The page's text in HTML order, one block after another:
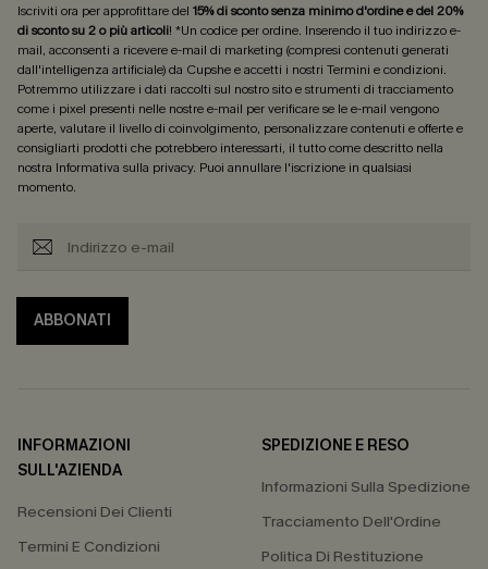
Iscriviti ora per approfittare del 15% di sconto senza minimo d'ordine e del 20%
di sconto su 2 o più articoli! *Un codice per ordine. Inserendo il tuo indirizzo e-
mail, acconsenti a ricevere e-mail di marketing (compresi contenuti generati
dall'intelligenza artificiale) da Cupshe e accetti i nostri Termini e condizioni.
Potremmo utilizzare i dati raccolti sul nostro sito e strumenti di tracciamento
come i pixel presenti nelle nostre e-mail per verificare se le e-mail vengono
aperte, valutare il livello di coinvolgimento, personalizzare contenuti e offerte e
consigliarti prodotti che potrebbero interessarti, il tutto come descritto nella
nostra Informativa sulla privacy. Puoi annullare l'iscrizione in qualsiasi
momento.
ABBONATI
INFORMAZIONI
SULL'AZIENDA
Recensioni Dei Clienti
Termini E Condizioni
SPEDIZIONE E RESO
Informazioni Sulla Spedizione
Tracciamento Dell'Ordine
Politica Di Restituzione